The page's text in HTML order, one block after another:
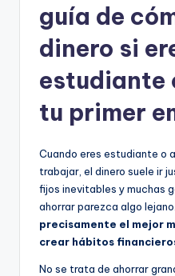
guía de
dinero si
estudiante
tu primer
Cuando eres estudiante o
trabajar, el dinero suele ir
fijos inevitables y muchas
ahorrar parezca algo
precisamente el mejor
crear hábitos
No se trata de ahorrar